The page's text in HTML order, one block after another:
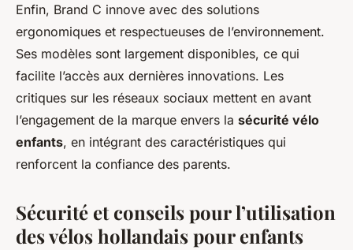
Enfin, Brand C innove avec des solutions
ergonomiques et respectueuses de l’environnement.
Ses modèles sont largement disponibles, ce qui
facilite l’accès aux dernières innovations. Les
critiques sur les réseaux sociaux mettent en avant
l’engagement de la marque envers la sécurité vélo
enfants, en intégrant des caractéristiques qui
renforcent la confiance des parents.
Sécurité et conseils pour l’utilisation
des vélos hollandais pour enfants